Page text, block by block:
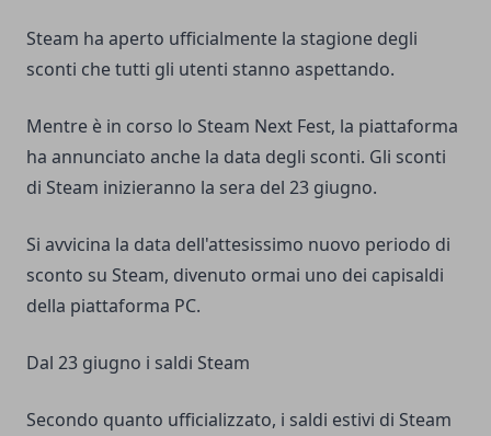
Steam ha aperto ufficialmente la stagione degli
sconti che tutti gli utenti stanno aspettando.
Mentre è in corso lo Steam Next Fest, la piattaforma
ha annunciato anche la data degli sconti. Gli sconti
di Steam inizieranno la sera del 23 giugno.
Si avvicina la data dell'attesissimo nuovo periodo di
sconto su Steam, divenuto ormai uno dei capisaldi
della piattaforma PC.
Dal 23 giugno i saldi Steam
Secondo quanto ufficializzato, i saldi estivi di Steam